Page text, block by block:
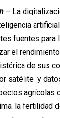
– La
fuentes para
el
de sus
satélite y
agrícolas
la fertilidad